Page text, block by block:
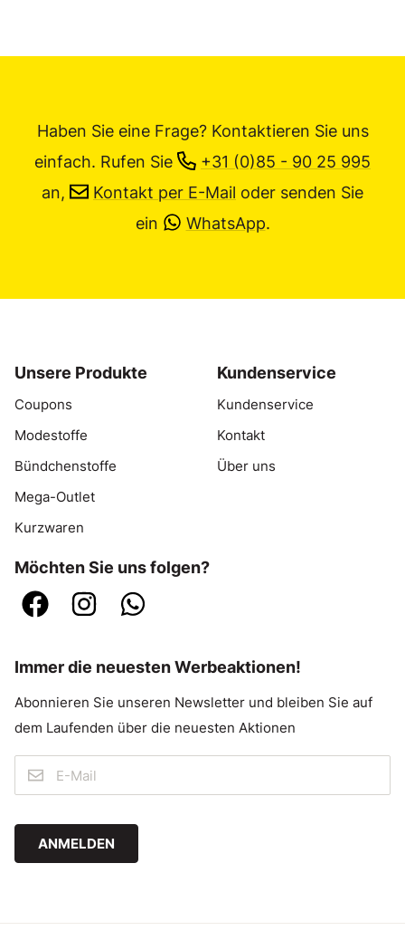
Haben Sie eine Frage? Kontaktieren Sie uns
einfach. Rufen Sie
+31 (0)85 - 90 25 995
an,
Kontakt per E-Mail oder senden Sie
ein
WhatsApp.
Unsere Produkte
Coupons
Modestoffe
Bündchenstoffe
Mega-Outlet
Kurzwaren
Kundenservice
Kundenservice
Kontakt
Über uns
Möchten Sie uns folgen?
Immer die neuesten Werbeaktionen!
Abonnieren Sie unseren Newsletter und bleiben Sie auf
dem Laufenden über die neuesten Aktionen
ANMELDEN